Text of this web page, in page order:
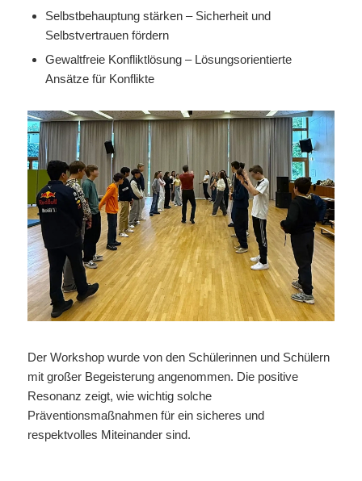
Selbstbehauptung stärken – Sicherheit und
Selbstvertrauen fördern
Gewaltfreie Konfliktlösung – Lösungsorientierte
Ansätze für Konflikte
Der Workshop wurde von den Schülerinnen und Schülern
mit großer Begeisterung angenommen. Die positive
Resonanz zeigt, wie wichtig solche
Präventionsmaßnahmen für ein sicheres und
respektvolles Miteinander sind.